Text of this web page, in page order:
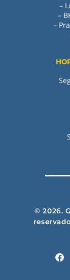
–
–
–
© 2026.